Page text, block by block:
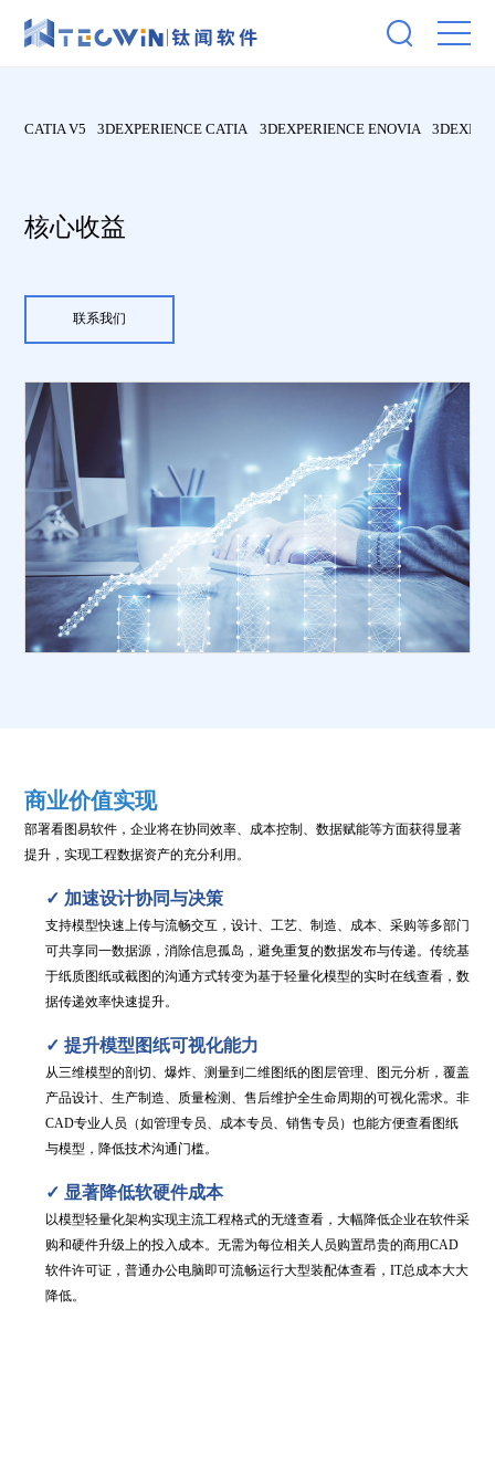
CATIA V5 3DEXPERIENCE CATIA 3DEXPERIENCE ENOVIA
核心收益
联系我们
商业价值实现
部署看图易软件，企业将在协同效率、成本控制、数据赋能等方面获得显著
提升，实现工程数据资产的充分利用。
✓ 加速设计协同与决策
支持模型快速上传与流畅交互，设计、工艺、制造、成本、采购等多部门
可共享同一数据源，消除信息孤岛，避免重复的数据发布与传递。传统基
于纸质图纸或截图的沟通方式转变为基于轻量化模型的实时在线查看，数
据传递效率快速提升。
✓提升模型图纸可视化能力
从三维模型的剖切、爆炸、测量到二维图纸的图层管理、图元分析，覆盖
产品设计、生产制造、质量检测、售后维护全生命周期的可视化需求。非
CAD专业人员（如管理专员、成本专员、销售专员）也能方便查看图纸
与模型，降低技术沟通门槛。
✓ 显著降低软硬件成本
以模型轻量化架构实现主流工程格式的无缝查看，大幅降低企业在软件采
购和硬件升级上的投入成本。无需为每位相关人员购置昂贵的商用CAD
软件许可证，普通办公电脑即可流畅运行大型装配体查看，IT总成本大大
降低。